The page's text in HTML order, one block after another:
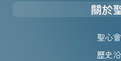
關於
聖心
歷史